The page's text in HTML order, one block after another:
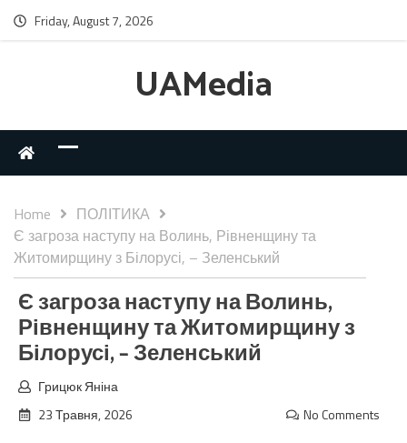
Friday, August 7, 2026
UAMedia
Home
ПОЛІТИКА
Є загроза наступу на Волинь, Рівненщину та
Житомирщину з Білорусі, – Зеленський
Є загроза наступу на Волинь,
Рівненщину та Житомирщину з
Білорусі, – Зеленський
Грицюк Яніна
23 Травня, 2026
No Comments